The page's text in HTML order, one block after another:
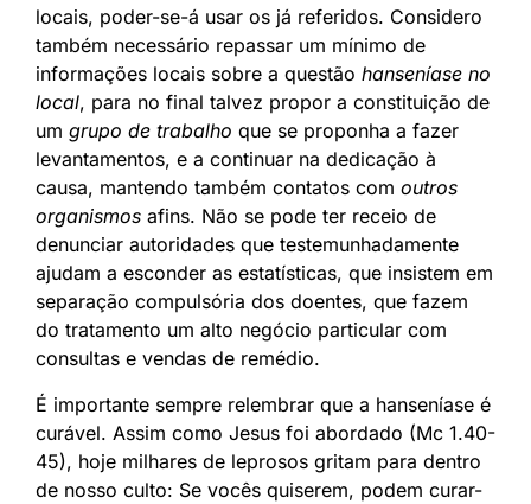
locais, poder-se-á usar os já referidos. Considero
também necessário repassar um mínimo de
informações locais sobre a questão hanseníase no
local, para no final talvez propor a constituição de
um grupo de trabalho que se proponha a fazer
levantamentos, e a continuar na dedicação à
causa, mantendo também contatos com outros
organismos afins. Não se pode ter receio de
denunciar autoridades que testemunhadamente
ajudam a esconder as estatísticas, que insistem em
separação compulsória dos doentes, que fazem
do tratamento um alto negócio particular com
consultas e vendas de remédio.
É importante sempre relembrar que a hanseníase é
curável. Assim como Jesus foi abordado (Mc 1.40-
45), hoje milhares de leprosos gritam para dentro
de nosso culto: Se vocês quiserem, podem curar-